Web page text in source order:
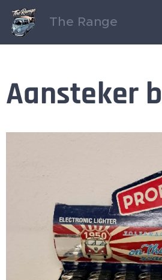
The Range
Aansteker